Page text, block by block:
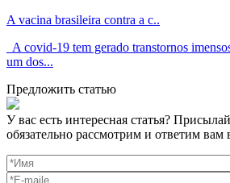
A vacina brasileira contra a c..
A covid-19 tem gerado transtornos
um dos...
Предложить статью
У вас есть интересная статья?
обязательно рассмотрим и ответим